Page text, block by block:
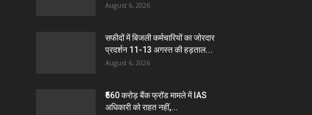
August 6, 2026
सफीदों में बिजली कर्मचारियों का जोरदार
प्रदर्शन 11-13 अगस्त की हड़ताल...
August 6, 2026
₹560 करोड़ बैंक फ्रॉड मामले में IAS
अधिकारी को राहत नहीं,...